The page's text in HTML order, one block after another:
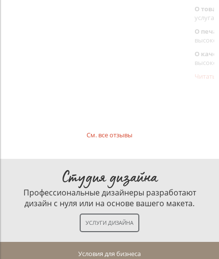
О
услуга
О
О
Читать
См. все отзывы
Студия дизайна
Профессиональные дизайнеры разработают
дизайн с нуля или на основе вашего макета.
Условия для бизнеса